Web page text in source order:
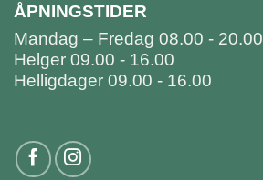
ÅPNINGSTIDER
Mandag – Fredag 08.00 - 20.00
Helger 09.00 - 16.00
Helligdager 09.00 - 16.00